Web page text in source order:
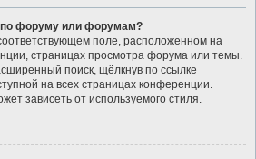
по форуму или форумам?
поле, расположенном на
страницах просмотра форума или темы.
поиск, щёлкнув по ссылке
на всех страницах конференции.
зависеть от используемого стиля.